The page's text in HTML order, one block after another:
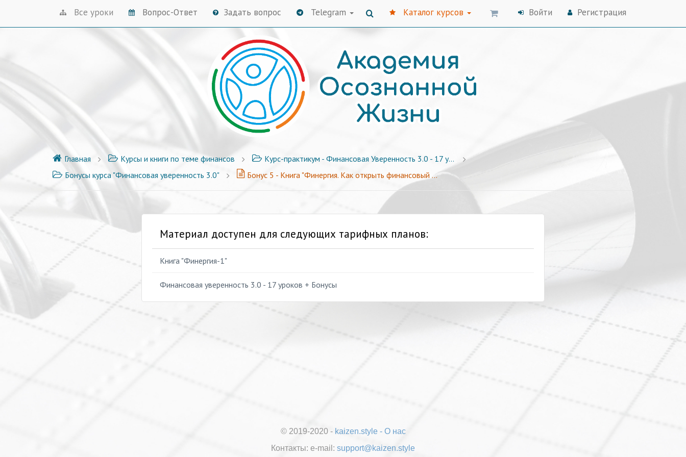
Все уроки Вопрос-Ответ Задать вопрос Telegram Каталог курсов Войти Регистрация
Главная Курсы и книги по теме финансов
Курс-практикум - Финансовая Уверенность 3.0 - 17 уроков + Бонусы
Бонусы курса "Финансовая уверенность 3.0"
Бонус 5 - Книга "Финергия. Как открыть финансовый поток за один месяц"
Материал доступен для следующих тарифных планов:
Книга "Финергия-1"
Финансовая уверенность 3.0 - 17 уроков + Бонусы
© 2019-2020 - kaizen.style- О нас
Контакты: е-mail: support@kaizen.style